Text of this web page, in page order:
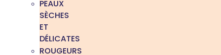
PEAUX
SÈCHES
ET
DÉLICATES
ROUGEURS